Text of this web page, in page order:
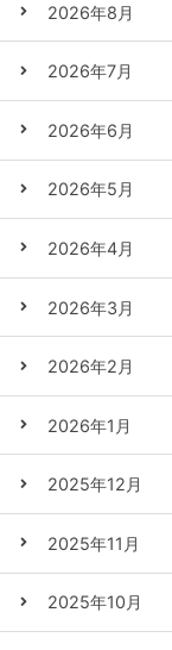
2026年8月
2026年7月
2026年6月
2026年5月
2026年4月
2026年3月
2026年2月
2026年1月
2025年12月
2025年11月
2025年10月